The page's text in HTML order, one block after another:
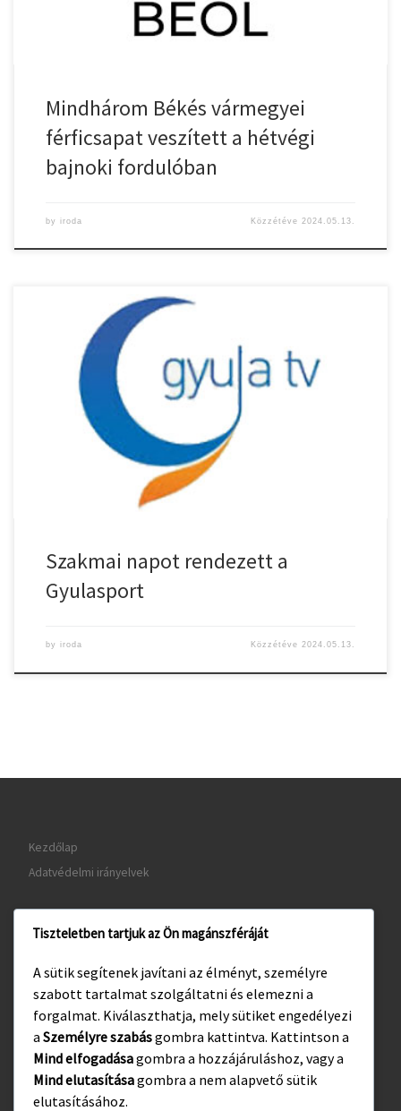
Mindhárom Békés vármegyei
férficsapat veszített a hétvégi
bajnoki fordulóban
by iroda Közzétéve 2024.05.13.
Szakmai napot rendezett a
Gyulasport
by iroda Közzétéve 2024.05.13.
Kezdőlap
Adatvédelmi irányelvek
www.visitgyula.com
www.gyulakult.hu
Facebook Instagram
Tiszteletben tartjuk az Ön magánszféráját
A sütik segítenek javítani az élményt, személyre
szabott tartalmat szolgáltatni és elemezni a
forgalmat. Kiválaszthatja, mely sütiket engedélyezi
a Személyre szabásgombra kattintva. Kattintson a
Mind elfogadásagombra a hozzájáruláshoz, vagy a
Mind elutasításagombra a nem alapvető sütik
elutasításához.